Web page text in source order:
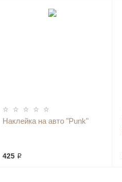
Наклейка на авто "Punk"
425 ₽